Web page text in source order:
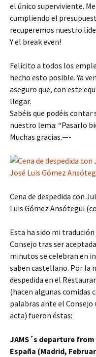
el único superviviente.
cumpliendo el
recuperemos nuestro
Y el break even!
Felicito a todos los
hecho esto posible. Ya
aseguro que, con este
llegar.
Sabéis que podéis contar
nuestro lema: “Pasarlo
Muchas gracias.—-
Cena de despedida con
Luis Gómez Ansótegui
Esta ha sido mi
Consejo tras ser
minutos se celebran en
saben castellano. Por la
despedida en el
(hacen algunas comidas
palabras ante el
acta) fueron éstas:
JAMS´s departure
España (Madrid,